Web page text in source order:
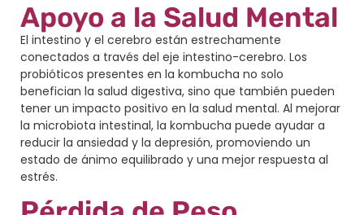
Apoyo a la Salud Mental
El intestino y el cerebro están estrechamente
conectados a través del eje intestino-cerebro. Los
probióticos presentes en la kombucha no solo
benefician la salud digestiva, sino que también pueden
tener un impacto positivo en la salud mental. Al mejorar
la microbiota intestinal, la kombucha puede ayudar a
reducir la ansiedad y la depresión, promoviendo un
estado de ánimo equilibrado y una mejor respuesta al
estrés.